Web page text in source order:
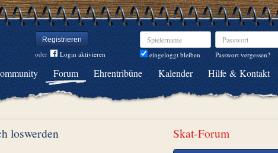
Registrieren
oder Login aktivieren
Spielername
eingeloggt bleiben
Passwort
Passwort vergessen?
Forum Ehrentribüne Kalender Hilfe & Kontakt
loswerden Skat-Forum